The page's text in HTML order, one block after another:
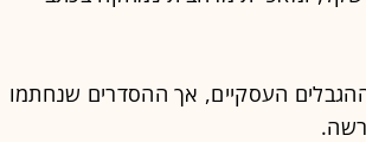
העסקיים, אך ההסדרים שנחתמו